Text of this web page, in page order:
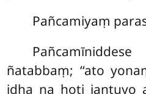
Pañcamiyaṃ
ñatabbaṃ; ‘‘ato
idha na hoti jantuyo